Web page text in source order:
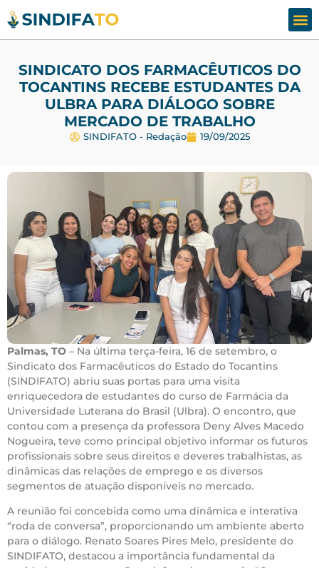
SINDICATO DOS FARMACÊUTICOS DO
TOCANTINS RECEBE ESTUDANTES DA
ULBRA PARA DIÁLOGO SOBRE
MERCADO DE TRABALHO
SINDIFATO - Redação 19/09/2025
Palmas, TO – Na última terça-feira, 16 de setembro, o
Sindicato dos Farmacêuticos do Estado do Tocantins
(SINDIFATO) abriu suas portas para uma visita
enriquecedora de estudantes do curso de Farmácia da
Universidade Luterana do Brasil (Ulbra). O encontro, que
contou com a presença da professora Deny Alves Macedo
Nogueira, teve como principal objetivo informar os futuros
profissionais sobre seus direitos e deveres trabalhistas, as
dinâmicas das relações de emprego e os diversos
segmentos de atuação disponíveis no mercado.
A reunião foi concebida como uma dinâmica e interativa
“roda de conversa”, proporcionando um ambiente aberto
para o diálogo. Renato Soares Pires Melo, presidente do
SINDIFATO, destacou a importância fundamental da